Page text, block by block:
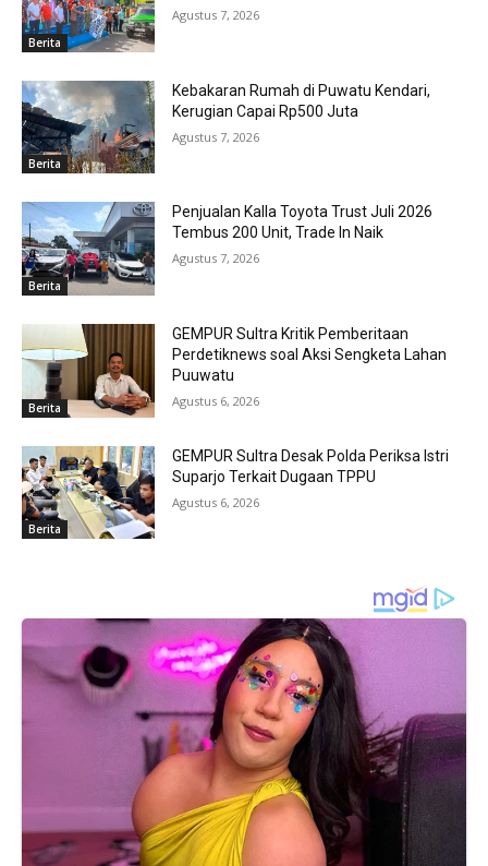
Berita
Agustus 7, 2026
Berita
Kebakaran Rumah di Puwatu Kendari,
Kerugian Capai Rp500 Juta
Agustus 7, 2026
Berita
Penjualan Kalla Toyota Trust Juli 2026
Tembus 200 Unit, Trade In Naik
Agustus 7, 2026
Berita
GEMPUR Sultra Kritik Pemberitaan
Perdetiknews soal Aksi Sengketa Lahan
Puuwatu
Agustus 6, 2026
Berita
GEMPUR Sultra Desak Polda Periksa Istri
Suparjo Terkait Dugaan TPPU
Agustus 6, 2026